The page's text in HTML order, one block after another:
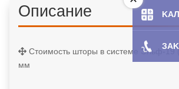
Описание
Стоимость шторы в системе Эльф-19
мм